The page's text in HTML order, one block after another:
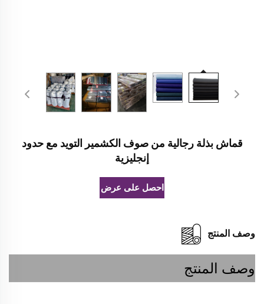
قماش بذلة رجالية من صوف الكشمير التويد مع حدود
إنجليزية
احصل على عرض أسعار
وصف المنتج
وصف المنتج